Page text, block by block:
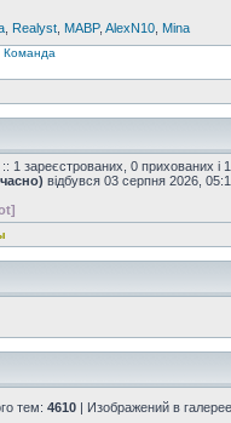
Realyst MABP, AlexN10 Mina
Команда
:: 1 зареєстрованих, 0 прихованих і
відбувся 03 серпня 2026,
тем: 4610 | Изображений в